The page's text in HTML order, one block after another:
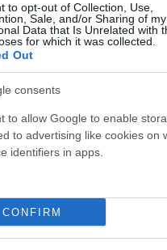
to opt-out of Collection, Use,
Sale, and/or Sharing of my
Data that Is Unrelated with
for which it was collected.
Out
consents
to allow Google to enable
to advertising like cookies on
identifiers in apps.
CONFIRM